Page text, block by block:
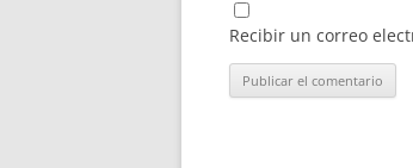
Recibir un correo